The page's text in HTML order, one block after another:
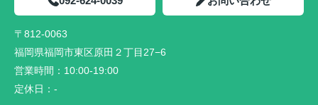
〒812-0063
福岡県福岡市東区原田２丁目27−6
営業時間： 10:00-19:00
定休日： -